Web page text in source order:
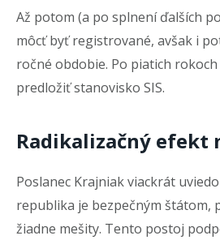
Až potom (a po splnení ďalších
môcť byť registrované, avšak i
ročné obdobie. Po piatich
predložiť stanovisko SIS.
Radikalizačný efekt
Poslanec Krajniak viackrát
republika je bezpečným štátom,
žiadne mešity. Tento postoj